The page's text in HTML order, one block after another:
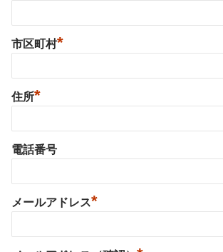
市区町村*
住所*
電話番号
メールアドレス*